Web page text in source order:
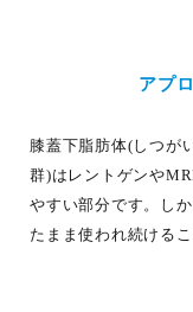
アプ
膝蓋下脂肪体(しつが
群)はレントゲンや
やすい部分です。し
たまま使われ続ける